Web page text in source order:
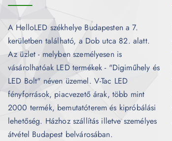
A HelloLED székhelye Budapesten a 7.
kerületben található, a Dob utca 82. alatt.
Az üzlet - melyben személyesen is
vásárolhatóak LED termékek - "Digiműhely és
LED Bolt" néven üzemel. V-Tac LED
fényforrások, piacvezető árak, több mint
2000 termék, bemutatóterem és kipróbálási
lehetőség. Házhoz szállítás illetve személyes
átvétel Budapest belvárosában.